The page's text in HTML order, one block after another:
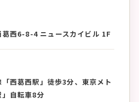
葛西6-8-4 ニュースカイビル 1F
西葛西駅」徒歩3分、東京メト
」自転車8分